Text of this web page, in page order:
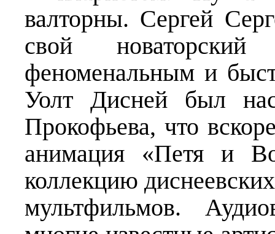
валторны. Сергей
свой
феноменальным и
Уолт Дисней был
Прокофьева, что
анимация «Петя и
коллекцию диснеевских
мультфильмов.